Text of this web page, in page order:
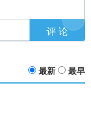
最新 最早